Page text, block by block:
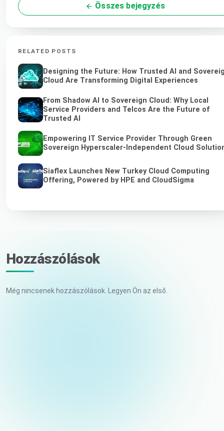
Összes bejegyzés
RELATED POSTS
Designing the Future: How Trusted AI and
Cloud Are Transforming Digital Experiences
From Shadow AI to Sovereign Cloud: Why Local
Service Providers and Telcos Are the Future of
Trusted AI
Empowering IT Service Provider Through Green
Sovereign Hyperscaler-Independent Cloud
Siaflex Launches New Turkey Cloud Computing
Offering, Powered by HPE and CloudSigma
Hozzászólások
Még nincsenek hozzászólások. Legyen Ön az első.